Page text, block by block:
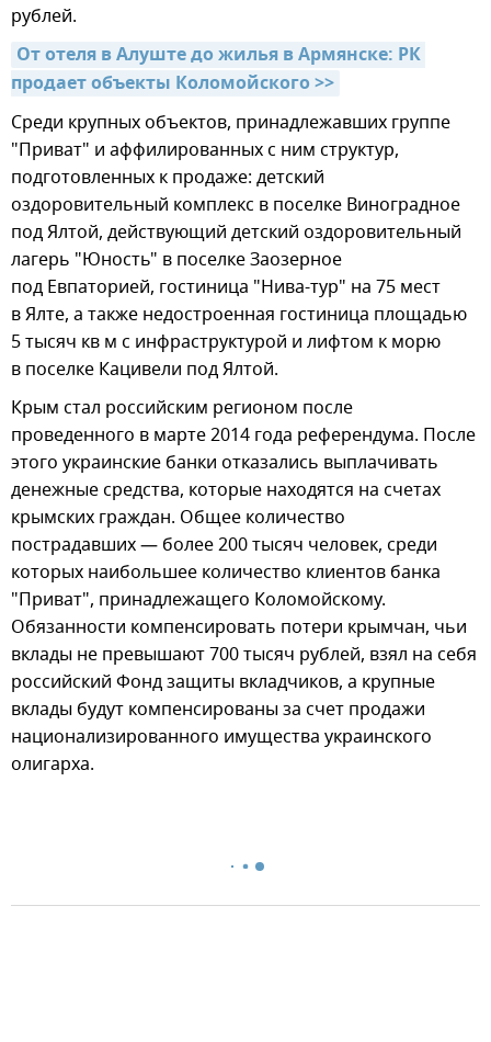
рублей.
От отеля в Алуште до жилья в Армянске: РК
продает объекты Коломойского >>
Среди крупных объектов, принадлежавших группе
"Приват" и аффилированных с ним структур,
подготовленных к продаже: детский
оздоровительный комплекс в поселке Виноградное
под Ялтой, действующий детский оздоровительный
лагерь "Юность" в поселке Заозерное
под Евпаторией, гостиница "Нива-тур" на 75 мест
в Ялте, а также недостроенная гостиница площадью
5 тысяч кв м с инфраструктурой и лифтом к морю
в поселке Кацивели под Ялтой.
Крым стал российским регионом после
проведенного в марте 2014 года референдума. После
этого украинские банки отказались выплачивать
денежные средства, которые находятся на счетах
крымских граждан. Общее количество
пострадавших — более 200 тысяч человек, среди
которых наибольшее количество клиентов банка
"Приват", принадлежащего Коломойскому.
Обязанности компенсировать потери крымчан, чьи
вклады не превышают 700 тысяч рублей, взял на себя
российский Фонд защиты вкладчиков, а крупные
вклады будут компенсированы за счет продажи
национализированного имущества украинского
олигарха.